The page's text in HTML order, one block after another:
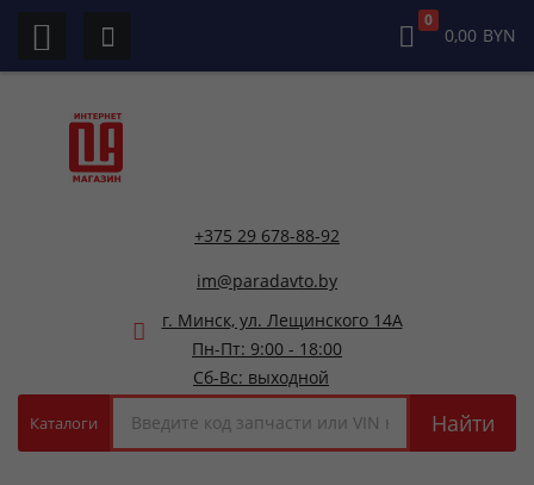
0
0,00 BYN
+375 29 678-88-92
im@paradavto.by
г. Минск, ул. Лещинского 14А
Пн-Пт: 9:00 - 18:00
Сб-Вс: выходной
Каталоги Найти